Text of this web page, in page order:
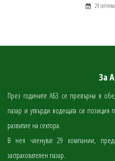
29
За
През годините АБЗ се превърна в
пазар и утвърди водещата си позиция
развитие на сектора.
В нея членуват 29 компании,
застрахователен пазар.